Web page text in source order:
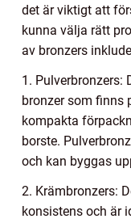
det är viktigt att
kunna välja rätt
av bronzers
1. Pulverbronzers:
bronzer som finns
kompakta
borste.
och kan byggas
2. Krämbronzers:
konsistens och är